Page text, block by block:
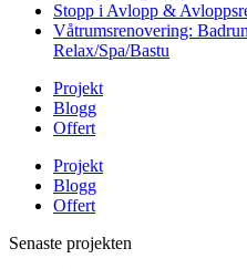
Stopp i Avlopp &
Våtrumsrenovering:
Relax/Spa/Bastu
Projekt
Blogg
Offert
Projekt
Blogg
Offert
Senaste projekten